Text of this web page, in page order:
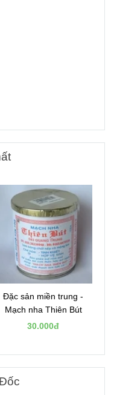
Đặc sản miền trung -
Mạch nha Thiên Bút
30.000đ